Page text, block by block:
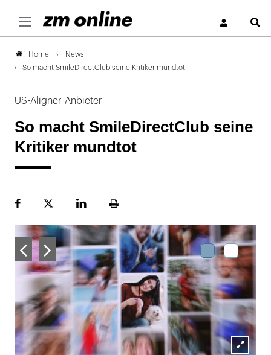
Home
News
So macht SmileDirectClub seine Kritiker mundtot
US-Aligner-Anbieter
So macht SmileDirectClub seine
Kritiker mundtot
FacebookPlattformLinekdInSeite